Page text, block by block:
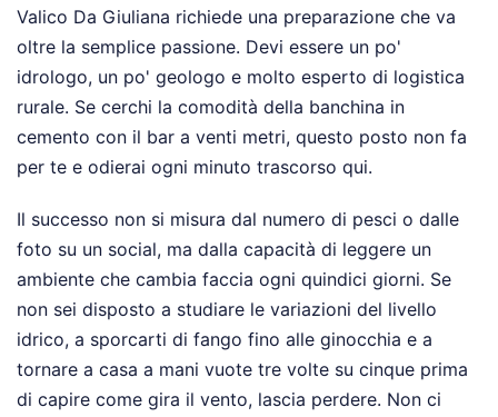
Valico Da Giuliana richiede una preparazione che va
oltre la semplice passione. Devi essere un po'
idrologo, un po' geologo e molto esperto di logistica
rurale. Se cerchi la comodità della banchina in
cemento con il bar a venti metri, questo posto non fa
per te e odierai ogni minuto trascorso qui.
Il successo non si misura dal numero di pesci o dalle
foto su un social, ma dalla capacità di leggere un
ambiente che cambia faccia ogni quindici giorni. Se
non sei disposto a studiare le variazioni del livello
idrico, a sporcarti di fango fino alle ginocchia e a
tornare a casa a mani vuote tre volte su cinque prima
di capire come gira il vento, lascia perdere. Non ci